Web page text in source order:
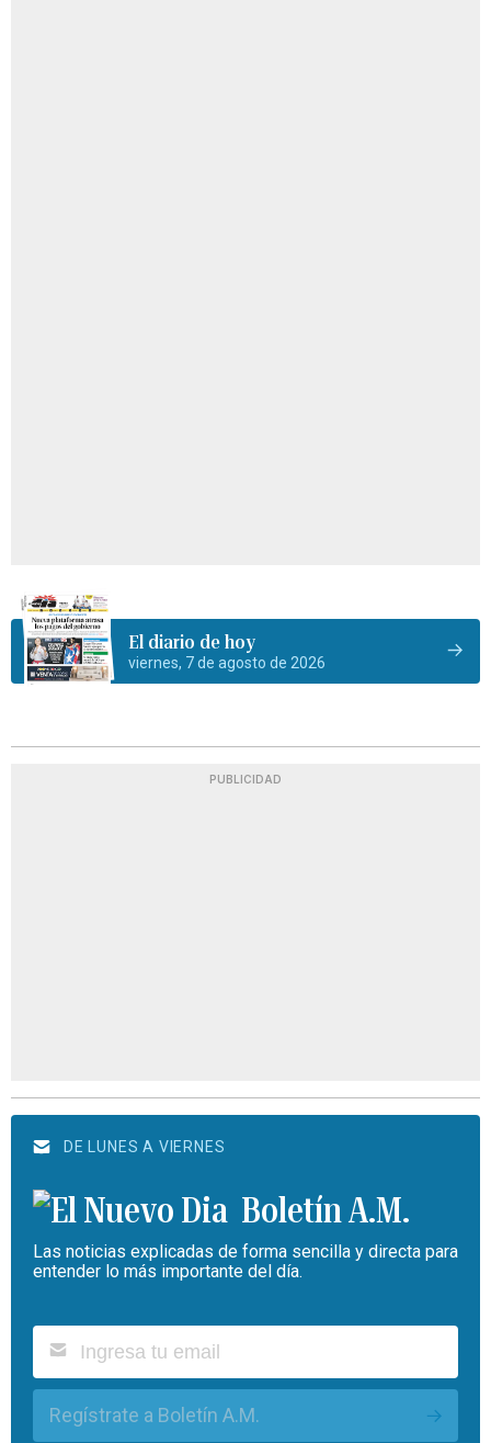
El diario de hoy
viernes, 7 de agosto de 2026
PUBLICIDAD
DE LUNES A VIERNES
Boletín A.M.
Las noticias explicadas de forma sencilla y directa para
entender lo más importante del día.
Regístrate a Boletín A.M.